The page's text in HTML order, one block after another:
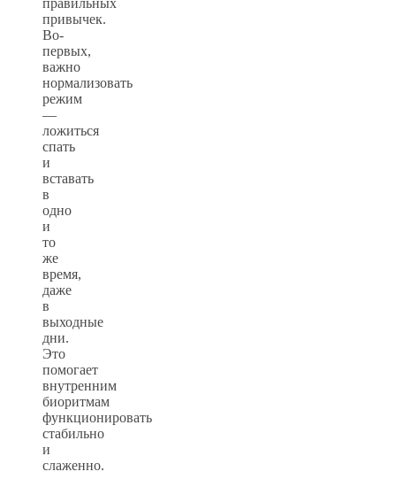
правильных
привычек.
Во-
первых,
важно
нормализовать
режим
—
ложиться
спать
и
вставать
в
одно
и
то
же
время,
даже
в
выходные
дни.
Это
помогает
внутренним
биоритмам
функционировать
стабильно
и
слаженно.